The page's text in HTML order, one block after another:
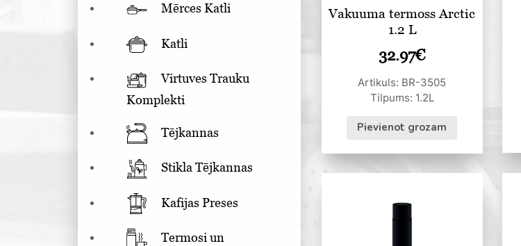
Mērces Katli
Katli
Virtuves Trauku
Komplekti
Tējkannas
Stikla Tējkannas
Kafijas Preses
Termosi un
Vakuuma termoss Arctic
1.2 L
32.97€
Artikuls: BR-3505
Tilpums: 1.2L
Pievienot grozam